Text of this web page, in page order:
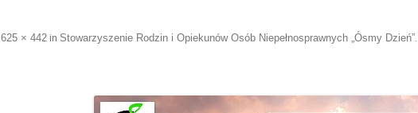
625 × 442 in Stowarzyszenie Rodzin i Opiekunów Osób Niepełnosprawnych „Ósmy Dzień”.